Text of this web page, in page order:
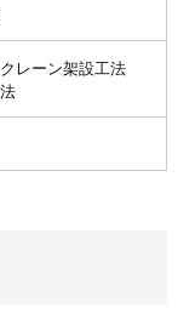
レーン架設工法